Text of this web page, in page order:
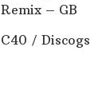
Remix – GB
C40 / Discogs